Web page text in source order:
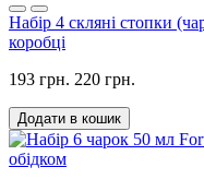
Набір 4 скляні стопки
коробці
193 грн. 220 грн.
Додати в кошик